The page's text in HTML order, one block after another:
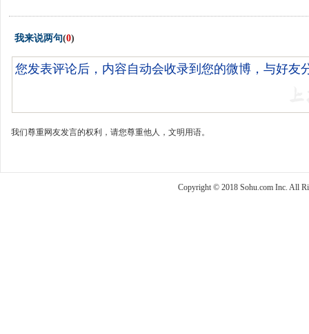
我来说两句(0)
我们尊重网友发言的权利，请您尊重他人，文明用语。
Copyright © 2018 Sohu.com Inc. All